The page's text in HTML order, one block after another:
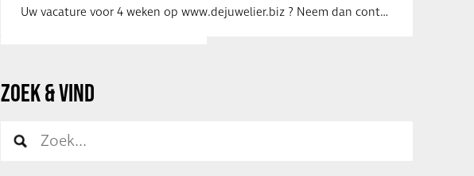
Uw vacature voor 4 weken op www.dejuwelier.biz ? Neem dan contact op met …
ZOEK & VIND